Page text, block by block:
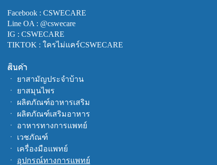
Facebook : CSWECARE
Line OA : @cswecare
IG : CSWECARE
TIKTOK : ใครไม่แคร์CSWECARE
สินค้า
ㆍ ยาสามัญประจำบ้าน
ㆍ ยาสมุนไพร
ㆍ ผลิตภัณฑ์อาหารเสริม
ㆍ ผลิตภัณฑ์เสริมอาหาร
ㆍ อาหารทางการแพทย์
ㆍ เวชภัณฑ์
ㆍ เครื่องมือแพทย์
ㆍ อุปกรณ์ทางการแพทย์